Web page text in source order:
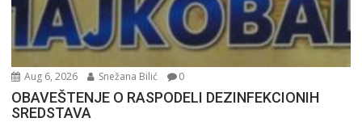
Aug 6, 2026 Snežana Bilić 0
OBAVEŠTENJE O RASPODELI DEZINFEKCIONIH
SREDSTAVA